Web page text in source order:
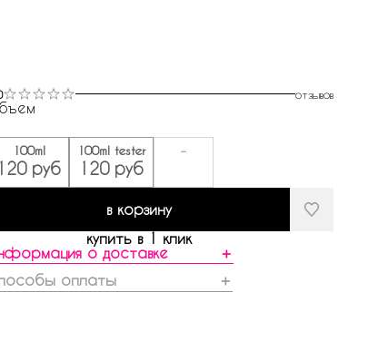
отзывов
100ml
120 руб
100ml tester
120 руб
-
в корзину
купить в 1 клик
о доставке
＋
оплаты
＋